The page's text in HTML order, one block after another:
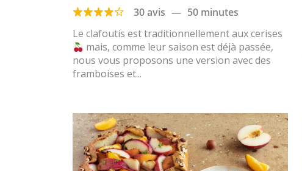
30 avis — 50 minutes
Le clafoutis est traditionnellement aux cerises
mais, comme leur saison est déjà passée,
nous vous proposons une version avec des
framboises et...